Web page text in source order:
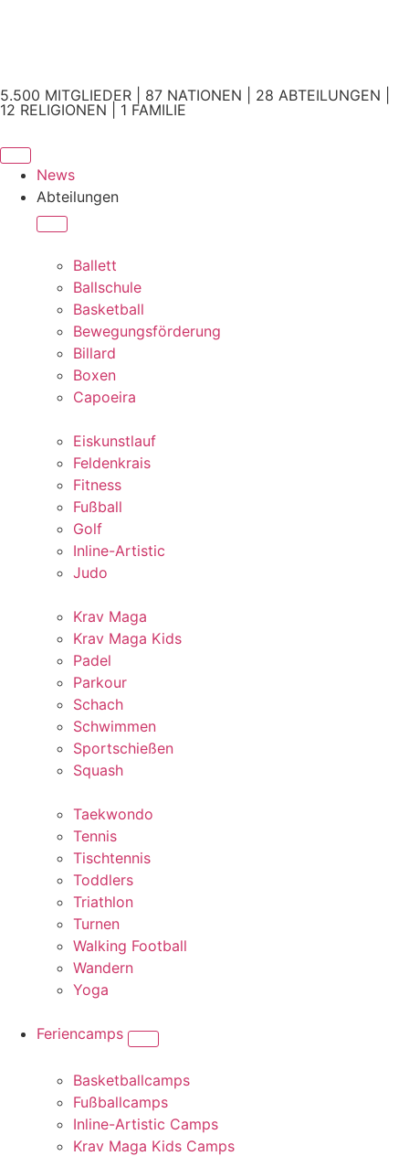
5.500 MITGLIEDER | 87 NATIONEN | 28 ABTEILUNGEN |
12 RELIGIONEN | 1 FAMILIE
News
Abteilungen
Ballett
Ballschule
Basketball
Bewegungsförderung
Billard
Boxen
Capoeira
Eiskunstlauf
Feldenkrais
Fitness
Fußball
Golf
Inline-Artistic
Judo
Krav Maga
Krav Maga Kids
Padel
Parkour
Schach
Schwimmen
Sportschießen
Squash
Taekwondo
Tennis
Tischtennis
Toddlers
Triathlon
Turnen
Walking Football
Wandern
Yoga
Feriencamps
Basketballcamps
Fußballcamps
Inline-Artistic Camps
Krav Maga Kids Camps